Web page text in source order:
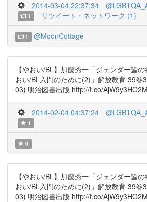
2014-03-04 22:37:34
1 リツイート・ネットワーク (1)
1 @MoonCottage
【やおい/BL】加藤秀一「ジェンダー論
おい/BL入門のために(2)」解放教育 39巻
03) 明治図書出版 http://t.co/AjW9y3HO2M
2014-02-04 04:37:24
1
0
【やおい/BL】加藤秀一「ジェンダー論
おい/BL入門のために(2)」解放教育 39巻
03) 明治図書出版 http://t.co/AjW9y3HO2M